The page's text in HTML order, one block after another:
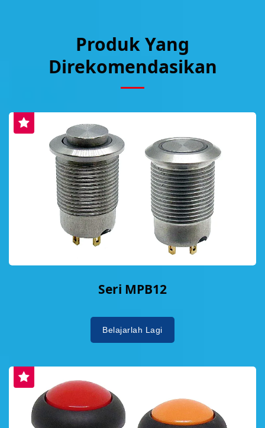
Produk Yang
Direkomendasikan
Seri MPB12
Belajarlah Lagi